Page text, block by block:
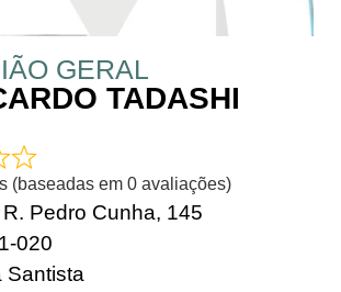
GERAL
TADASHI
(baseadas em 0 avaliações)
R. Pedro Cunha, 145
020
Santista